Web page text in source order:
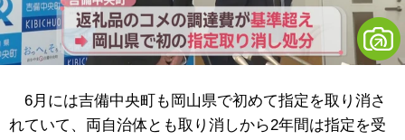
6月には吉備中央町も岡山県で初めて指定を取り消さ
れていて、両自治体とも取り消しから2年間は指定を受